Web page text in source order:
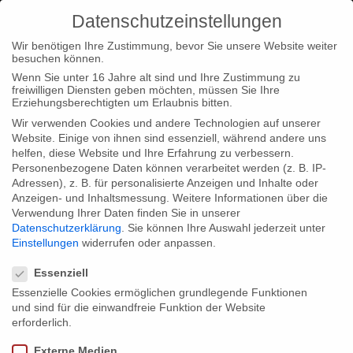
Home Typ|News
“Herbstgold” im Wettbewerb beim
Festival Docudays
“Herbstgold” im Wettbewerb beim
Festival Docudays
Wir freuen uns sehr, dass “Herbstgold” zum Wettbewerb des
Docudays UA International Human Rights Documentary Film
Datenschutzeinstellungen
Wir benötigen Ihre Zustimmung, bevor Sie unsere Website weiter
besuchen können.
Wenn Sie unter 16 Jahre alt sind und Ihre Zustimmung zu
freiwilligen Diensten geben möchten, müssen Sie Ihre
Erziehungsberechtigten um Erlaubnis bitten.
Wir verwenden Cookies und andere Technologien auf unserer
Website. Einige von ihnen sind essenziell, während andere uns
helfen, diese Website und Ihre Erfahrung zu verbessern.
Personenbezogene Daten können verarbeitet werden (z. B. IP-
Adressen), z. B. für personalisierte Anzeigen und Inhalte oder
Anzeigen- und Inhaltsmessung. Weitere Informationen über die
Verwendung Ihrer Daten finden Sie in unserer
Datenschutzerklärung
Sie können Ihre Auswahl jederzeit unter
Einstellungen widerrufen oder anpassen.
Essenziell
Essenzielle Cookies ermöglichen grundlegende Funktionen
und sind für die einwandfreie Funktion der Website
erforderlich.